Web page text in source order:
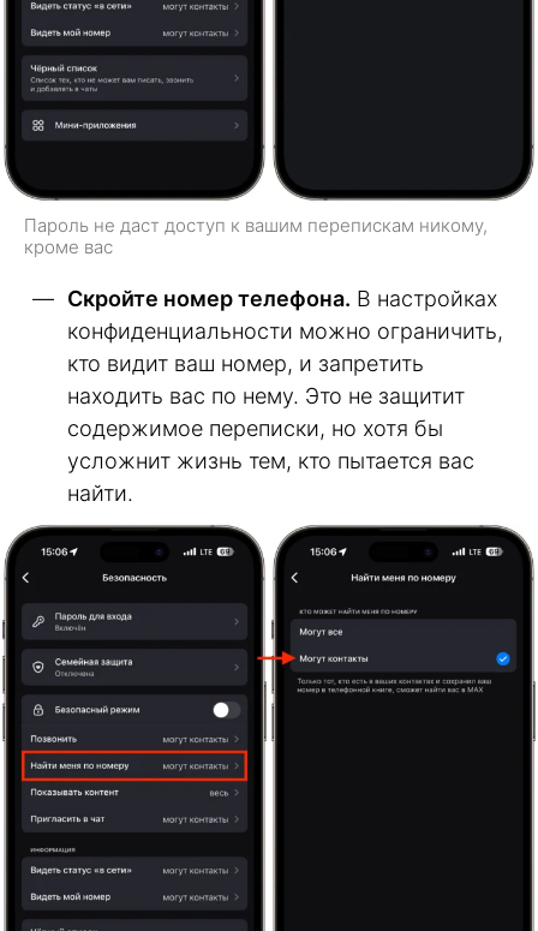
Пароль не даст доступ к вашим перепискам никому,
кроме вас
Скройте номер телефона. В настройках
конфиденциальности можно ограничить,
кто видит ваш номер, и запретить
находить вас по нему. Это не защитит
содержимое переписки, но хотя бы
усложнит жизнь тем, кто пытается вас
найти.